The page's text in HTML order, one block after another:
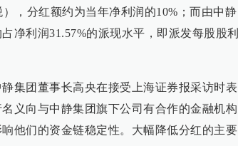
，分红额约为当年净利润的10%；而由中静
净利润31.57%的派现水平，即派发每股股利
集团董事长高央在接受上海证券报采访时表
义向与中静集团旗下公司有合作的金融机构
他们的资金链稳定性。大幅降低分红的主要